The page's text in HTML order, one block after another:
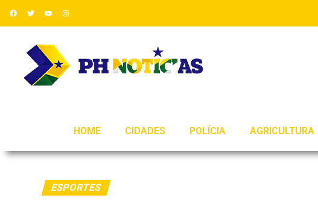
HOME CIDADES POLÍCIA AGRICULTURA
ESPORTES